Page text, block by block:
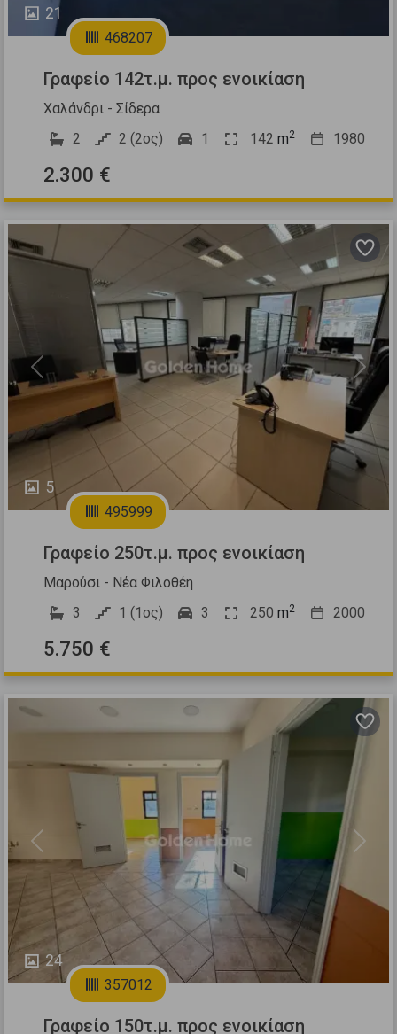
21
468207
Γραφείο 142τ.μ. προς ενοικίαση
Χαλάνδρι - Σίδερα
2
2 (2ος) 1 142 m2 1980
2.300 €
5
Previous Next
495999
Γραφείο 250τ.μ. προς ενοικίαση
Μαρούσι - Νέα Φιλοθέη
3
1 (1ος) 3 250 m2 2000
5.750 €
24
Previous Next
357012
Γραφείο 150τ.μ. προς ενοικίαση